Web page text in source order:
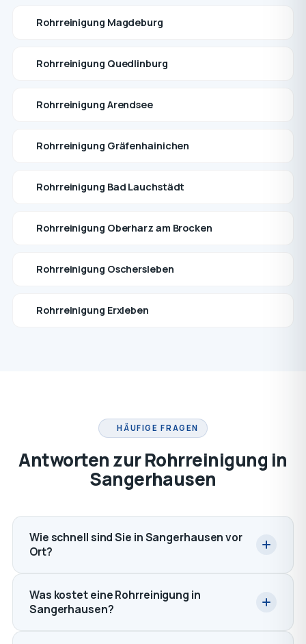
Rohrreinigung Magdeburg
Rohrreinigung Quedlinburg
Rohrreinigung Arendsee
Rohrreinigung Gräfenhainichen
Rohrreinigung Bad Lauchstädt
Rohrreinigung Oberharz am Brocken
Rohrreinigung Oschersleben
Rohrreinigung Erxleben
HÄUFIGE FRAGEN
Antworten zur Rohrreinigung in
Sangerhausen
Wie schnell sind Sie in Sangerhausen vor
Ort?
Was kostet eine Rohrreinigung in
Sangerhausen?